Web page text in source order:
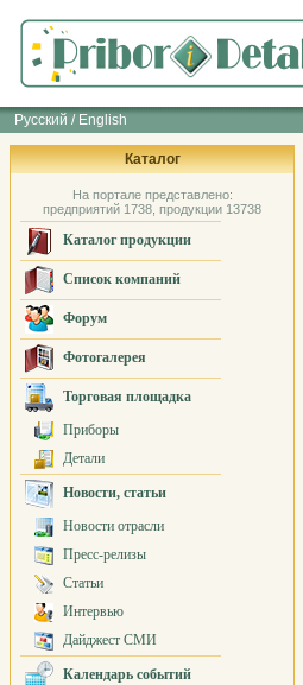
Русский / English
Каталог
На портале представлено:
предприятий 1738, продукции 13738
Каталог продукции
Список компаний
Форум
Фотогалерея
Торговая площадка
Приборы
Детали
Новости, статьи
Новости отрасли
Пресс-релизы
Статьи
Интервью
Дайджест СМИ
Календарь событий